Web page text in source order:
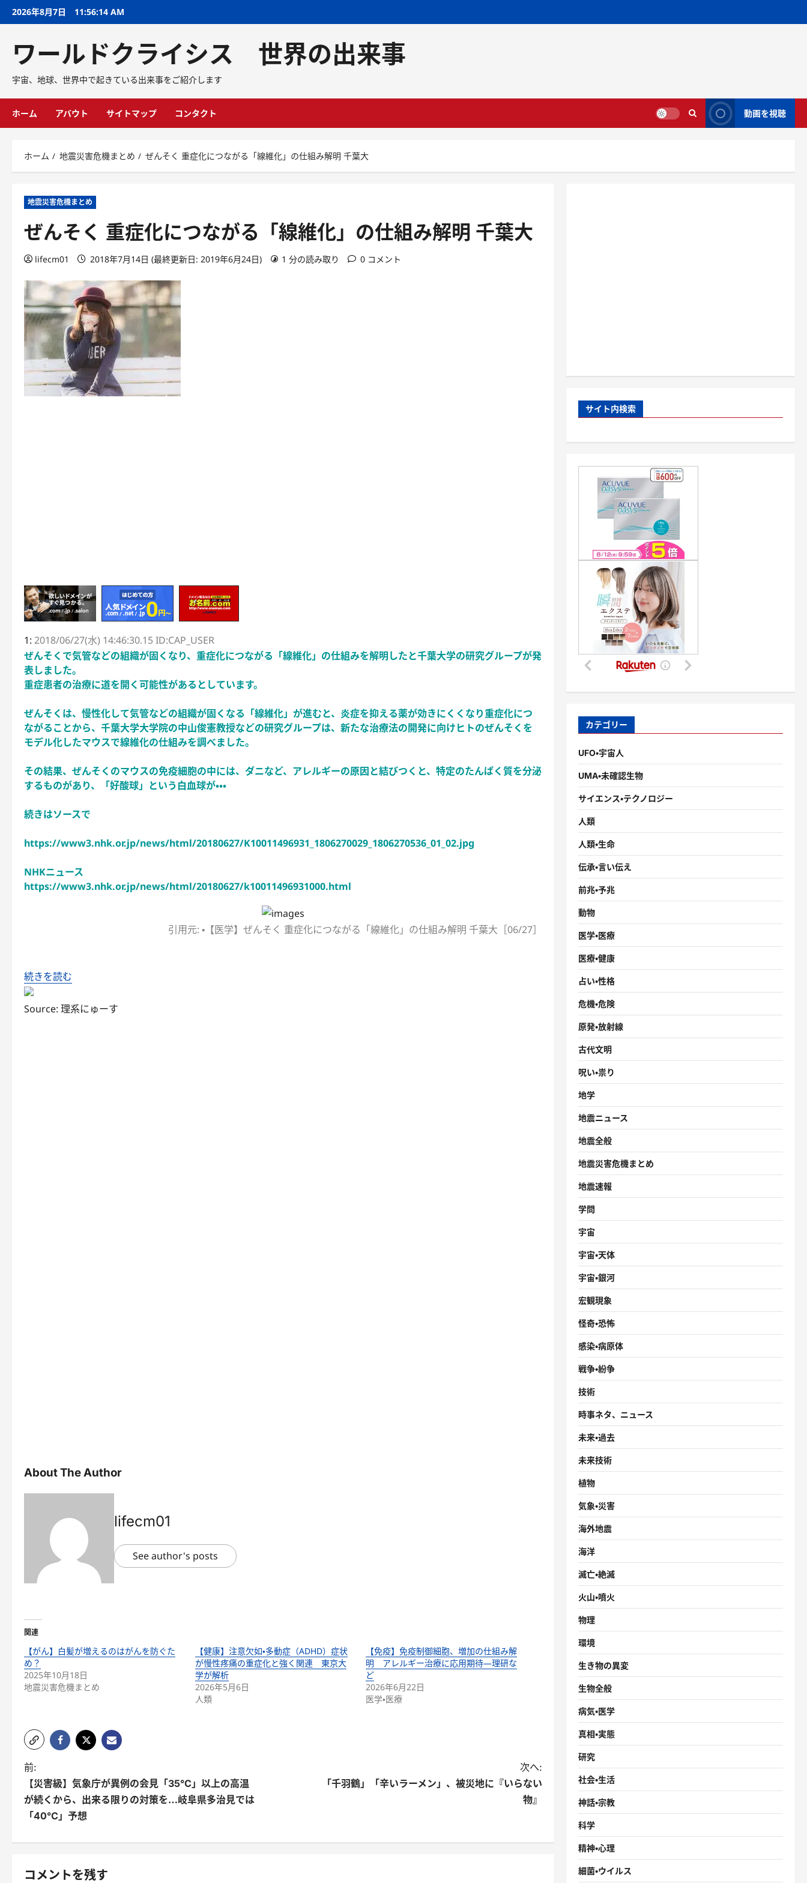
2026年8月7日 11:56:15 AM
ワールドクライシス 世界の出来事
宇宙、地球、世界中で起きている出来事をご紹介します
ホーム アバウト サイトマップ コンタクト 動画を視聴
ホーム 地震災害危機まとめ ぜんそく 重症化につながる「線維化」の仕組み解明 千葉大
地震災害危機まとめ
ぜんそく 重症化につながる「線維化」の仕組み解明 千葉大
lifecm01 2018年7月14日 (最終更新日: 2019年6月24日) 1 分の読み取り 0 コメント
1: 2018/06/27(水) 14:46:30.15 ID:CAP_USER
ぜんそくで気管などの組織が固くなり、重症化につながる「線維化」の仕組みを解明したと千葉大学の研究グループが発
表しました。
重症患者の治療に道を開く可能性があるとしています。
ぜんそくは、慢性化して気管などの組織が固くなる「線維化」が進むと、炎症を抑える薬が効きにくくなり重症化につ
ながることから、千葉大学大学院の中山俊憲教授などの研究グループは、新たな治療法の開発に向けヒトのぜんそくを
モデル化したマウスで線維化の仕組みを調べました。
その結果、ぜんそくのマウスの免疫細胞の中には、ダニなど、アレルギーの原因と結びつくと、特定のたんぱく質を分泌
するものがあり、「好酸球」という白血球が・・・
続きはソースで
https://www3.nhk.or.jp/news/html/20180627/K10011496931_1806270029_1806270536_01_02.jpg
NHKニュース
https://www3.nhk.or.jp/news/html/20180627/k10011496931000.html
引用元: ・【医学】ぜんそく 重症化につながる「線維化」の仕組み解明 千葉大［06/27］
続きを読む
Source: 理系にゅーす
About The Author
lifecm01
See author's posts
関連
【がん】白髪が増えるのはがんを防ぐた
め？
2025年10月18日
地震災害危機まとめ
【健康】注意欠如・多動症（ADHD）症状
が慢性疼痛の重症化と強く関連 東京大
学が解析
2026年5月6日
人類
【免疫】免疫制御細胞、増加の仕組み解
明 アレルギー治療に応用期待―理研な
ど
2026年6月22日
医学・医療
前:
【災害級】気象庁が異例の会見「35℃」以上の高温
が続くから、出来る限りの対策を…岐阜県多治見では
「40℃」予想
次へ:
「千羽鶴」「辛いラーメン」、被災地に『いらない
物』
コメントを残す
サイト内検索
カテゴリー
UFO・宇宙人
UMA・未確認生物
サイエンス・テクノロジー
人類
人類・生命
伝承・言い伝え
前兆・予兆
動物
医学・医療
医療・健康
占い・性格
危機・危険
原発・放射線
古代文明
呪い・祟り
地学
地震ニュース
地震全般
地震災害危機まとめ
地震速報
学問
宇宙
宇宙・天体
宇宙・銀河
宏観現象
怪奇・恐怖
感染・病原体
戦争・紛争
技術
時事ネタ、ニュース
未来・過去
未来技術
植物
気象・災害
海外地震
海洋
滅亡・絶滅
火山・噴火
物理
環境
生き物の異変
生物全般
病気・医学
真相・実態
研究
社会・生活
神話・宗教
科学
精神・心理
細菌・ウイルス